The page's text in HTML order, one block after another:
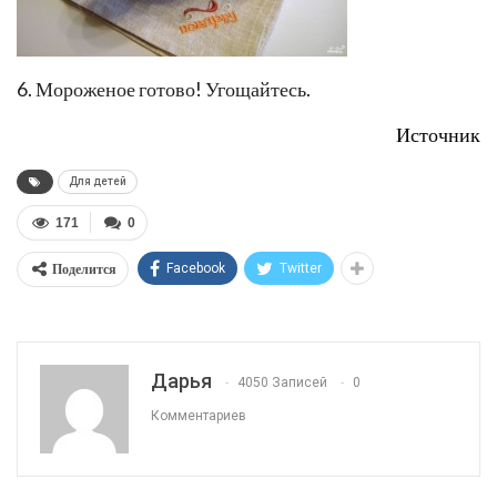
6. Мороженое готово! Угощайтесь.
Источник
Для детей
0
171
Поделится Facebook Twitter
Дарья 4050 Записей 0
Комментариев